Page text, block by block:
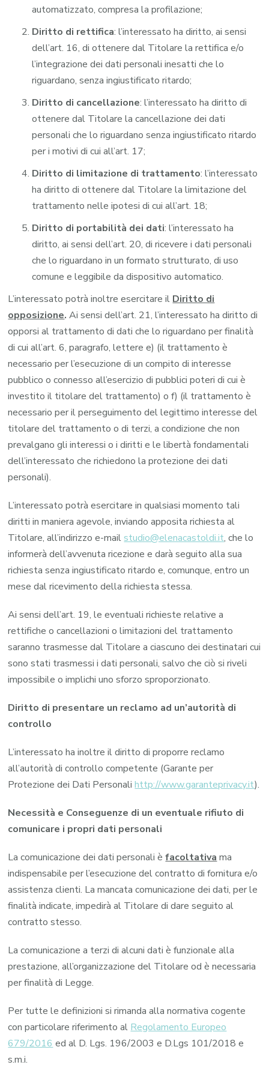
automatizzato, compresa la profilazione;
Diritto di rettifica: l’interessato ha diritto, ai sensi
dell’art. 16, di ottenere dal Titolare la rettifica e/o
l’integrazione dei dati personali inesatti che lo
riguardano, senza ingiustificato ritardo;
Diritto di cancellazione: l’interessato ha diritto di
ottenere dal Titolare la cancellazione dei dati
personali che lo riguardano senza ingiustificato ritardo
per i motivi di cui all’art. 17;
Diritto di limitazione di trattamento: l’interessato
ha diritto di ottenere dal Titolare la limitazione del
trattamento nelle ipotesi di cui all’art. 18;
Diritto di portabilità dei dati: l’interessato ha
diritto, ai sensi dell’art. 20, di ricevere i dati personali
che lo riguardano in un formato strutturato, di uso
comune e leggibile da dispositivo automatico.
L’interessato potrà inoltre esercitare il Diritto di
opposizione.Ai sensi dell’art. 21, l’interessato ha diritto di
opporsi al trattamento di dati che lo riguardano per finalità
di cui all’art. 6, paragrafo, lettere e) (il trattamento è
necessario per l’esecuzione di un compito di interesse
pubblico o connesso all’esercizio di pubblici poteri di cui è
investito il titolare del trattamento) o f) (il trattamento è
necessario per il perseguimento del legittimo interesse del
titolare del trattamento o di terzi, a condizione che non
prevalgano gli interessi o i diritti e le libertà fondamentali
dell’interessato che richiedono la protezione dei dati
personali).
L’interessato potrà esercitare in qualsiasi momento tali
diritti in maniera agevole, inviando apposita richiesta al
Titolare, all’indirizzo e-mailstudio@elenacastoldi.it, che lo
informerà dell’avvenuta ricezione e darà seguito alla sua
richiesta senza ingiustificato ritardo e, comunque, entro un
mese dal ricevimento della richiesta stessa.
Ai sensi dell’art. 19, le eventuali richieste relative a
rettifiche o cancellazioni o limitazioni del trattamento
saranno trasmesse dal Titolare a ciascuno dei destinatari cui
sono stati trasmessi i dati personali, salvo che ciò si riveli
impossibile o implichi uno sforzo sproporzionato.
Diritto di presentare un reclamo ad un’autorità di
controllo
L’interessato ha inoltre il diritto di proporre reclamo
all’autorità di controllo competente (Garante per
Protezione dei Dati Personalihttp://www.garanteprivacy.it).
Necessità e Conseguenze di un eventuale rifiuto di
comunicare i propri dati personali
La comunicazione dei dati personali èfacoltativa ma
indispensabile per l’esecuzione del contratto di fornitura e/o
assistenza clienti. La mancata comunicazione dei dati, per le
finalità indicate, impedirà al Titolare di dare seguito al
contratto stesso.
La comunicazione a terzi di alcuni dati è funzionale alla
prestazione, all’organizzazione del Titolare od è necessaria
per finalità di Legge.
Per tutte le definizioni si rimanda alla normativa cogente
con particolare riferimento al Regolamento Europeo
679/2016 ed al D. Lgs. 196/2003 e D.Lgs 101/2018 e
s.m.i.